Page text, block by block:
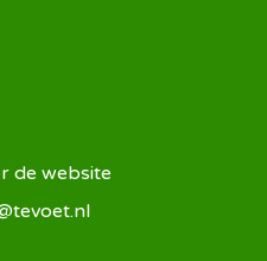
de website